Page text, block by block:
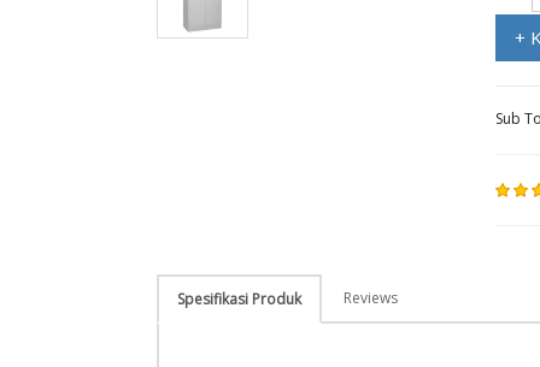
+
Sub
Spesifikasi Produk Reviews